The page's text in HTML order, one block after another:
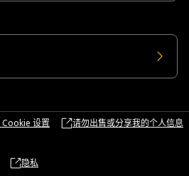
Cookie 设置 请勿出售或分享我的个人信息
隐私